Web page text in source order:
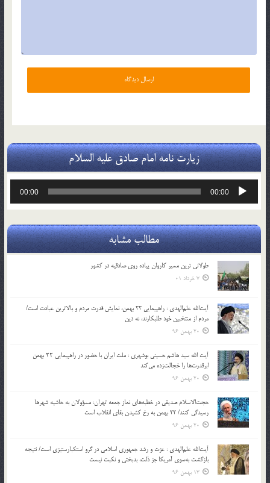
زیارت نامه امام صادق علیه السلام
پخش‌کننده
00:00
00:00
مطالب مشابه
طولانی ترین مسیر کاروان پیاده روی صادقیه در کشور
7 خرداد 01
آیت‌الله علم‌الهدی : راهپیمایی 22 بهمن، نمایش قدرت مردم و بالاترین عبادت است/
مردم از منتخبین خود طلبکارند، نه دین
20 بهمن 96
آیت الله سید هاشم حسینی بوشهری : ملت ایران با حضور در راهپیمایی ۲۲ بهمن
ابرقدرت‌ها را خجالت‌زده می‌کند
20 بهمن 96
حجت‌الاسلام صدیقی در خطبه‌های نماز جمعه تهران: مسؤولان به حاشیه شهرها
رسیدگی کنند/ 22 بهمن به رخ کشیدن بقای انقلاب است
20 بهمن 96
آیت‌الله علم‌الهدی : عزت و رشد جمهوری اسلامی در گرو استکبارستیزی است/ نتیجه
بازگشت به‌سوی آمریکا جز ذلت، بدبختی و نکبت نیست
13 بهمن 96